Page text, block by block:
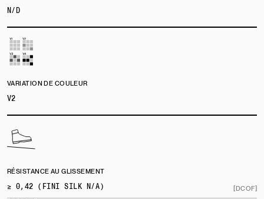
N/D
VARIATION DE COULEUR
V2
RÉSISTANCE AU GLISSEMENT
≥ 0,42 (FINI SILK N/A)
[DCOF]